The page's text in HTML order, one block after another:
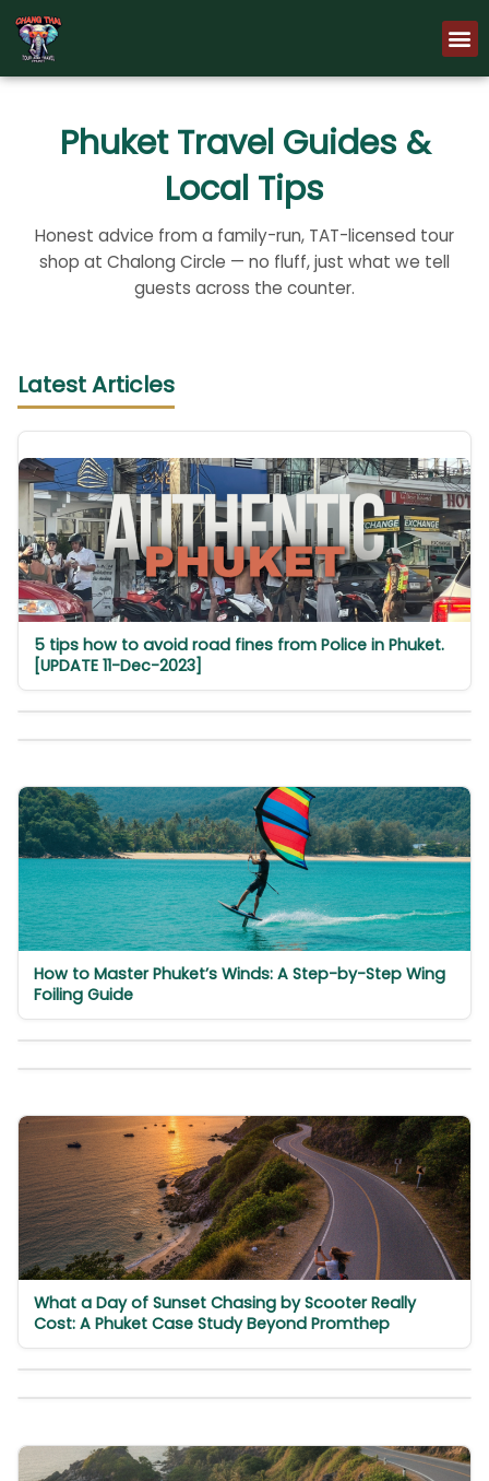
Skip
content
Phuket Travel Guides &
Local Tips
Honest advice from a family-run, TAT-licensed tour
shop at Chalong Circle — no fluff, just what we tell
guests across the counter.
Latest Articles
5 tips how to avoid road fines from Police in Phuket.
[UPDATE 11-Dec-2023]
How to Master Phuket’s Winds: A Step-by-Step Wing
Foiling Guide
What a Day of Sunset Chasing by Scooter Really
Cost: A Phuket Case Study Beyond Promthep